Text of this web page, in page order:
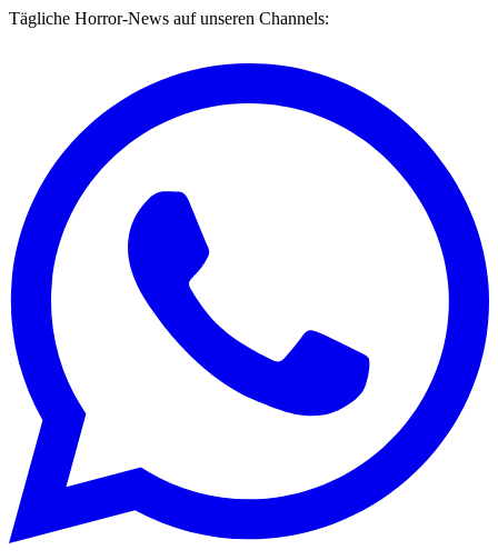
Tägliche Horror-News auf unseren Channels: